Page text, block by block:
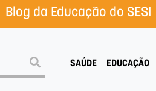
Blog da Educação do SESI
SAÚDE EDUCAÇÃO